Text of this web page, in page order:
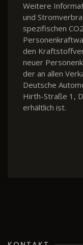
Weitere
und
spezifischen
den
neuer
der an allen
Deutsche
Hirth-Straße 1,
erhältlich ist.